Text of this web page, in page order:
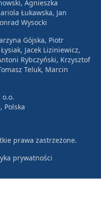
Agnieszka
Łukawska, Jan
Wysocki
Gójska, Piotr
Jacek Liziniewicz,
Rybczyński, Krzysztof
Teluk, Marcin
o.o.
Polska
prawa zastrzeżone.
prywatności